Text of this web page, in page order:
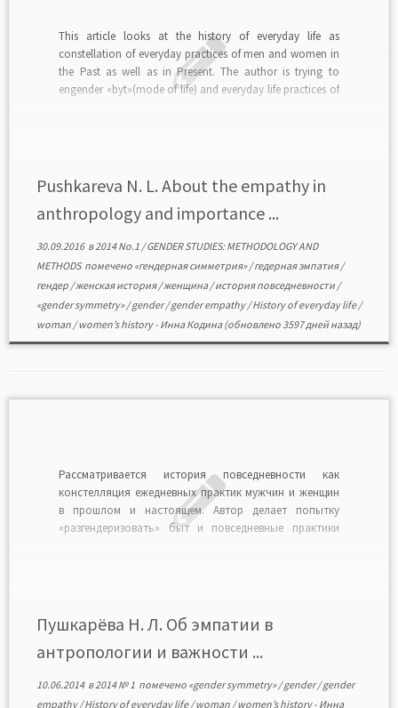
This article looks at the history of everyday life as
constellation of everyday practices of men and women in
the Past as well as in Present. The author is trying to
engender «byt»(mode of life) and everyday life practices of
Pushkareva N. L. About the empathy in
anthropology and importance ...
30.09.2016в2014 No.1 /GENDER STUDIES: METHODOLOGY AND
METHODS помечено «гендерная симметрия»/гедерная эмпатия/
гендер /женская история/женщина/история повседневности /
«gender symmetry»/gender/gender empathy/History of everyday life/
woman /women’s history- Инна Кодина(обновлено 3597 дней назад)
Рассматривается история повседневности как
констелляция ежедневных практик мужчин и женщин
в прошлом и настоящем. Автор делает попытку
«разгендеризовать» быт и повседневные практики
Пушкарёва Н. Л. Об эмпатии в
антропологии и важности ...
10.06.2014в2014 № 1 помечено «gender symmetry»/gender/gender
empathy/History of everyday life/woman /women’s history- Инна